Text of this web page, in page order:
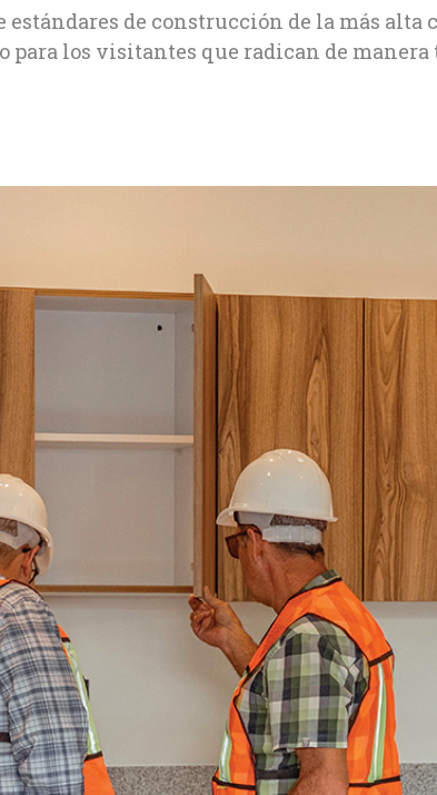
estándares de construcción de la más
para los visitantes que radican de